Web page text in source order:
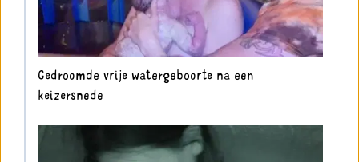
Gedroomde vrije watergeboorte na een
keizersnede